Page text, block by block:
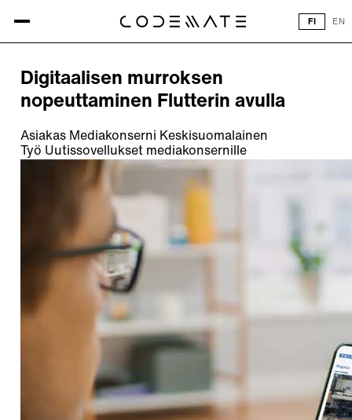
FI EN
Kaikki referenssit
Digitaalisen murroksen
nopeuttaminen Flutterin avulla
Asiakas Mediakonserni Keskisuomalainen
Työ Uutissovellukset mediakonsernille